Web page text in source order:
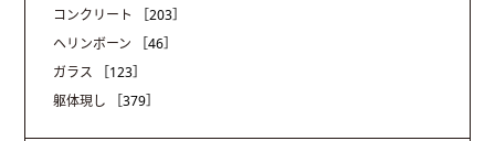
コンクリート
［203］
ヘリンボーン
［46］
ガラス
［123］
躯体現し
［379］